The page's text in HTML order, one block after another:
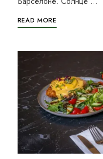
READ MORE